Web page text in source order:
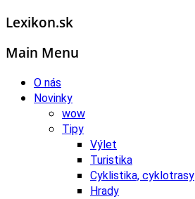
Lexikon.sk
Main Menu
O nás
Novinky
wow
Tipy
Výlet
Turistika
Cyklistika, cyklotrasy
Hrady